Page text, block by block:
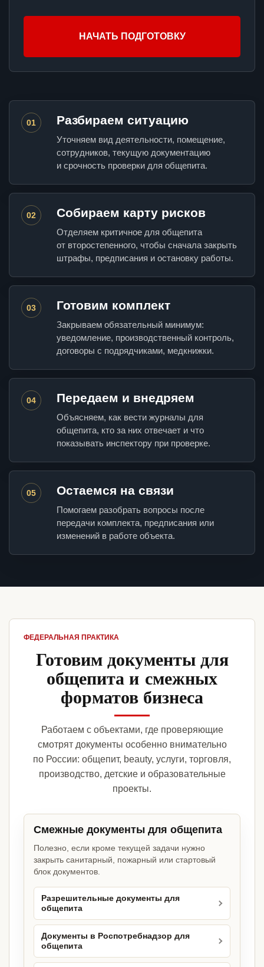
НАЧАТЬ ПОДГОТОВКУ
01 Разбираем ситуацию
Уточняем вид деятельности, помещение,
сотрудников, текущую документацию
и срочность проверки для общепита.
02 Собираем карту рисков
Отделяем критичное для общепита
от второстепенного, чтобы сначала закрыть
штрафы, предписания и остановку работы.
03 Готовим комплект
Закрываем обязательный минимум:
уведомление, производственный контроль,
договоры с подрядчиками, медкнижки.
04 Передаем и внедряем
Объясняем, как вести журналы для
общепита, кто за них отвечает и что
показывать инспектору при проверке.
05 Остаемся на связи
Помогаем разобрать вопросы после
передачи комплекта, предписания или
изменений в работе объекта.
ФЕДЕРАЛЬНАЯ ПРАКТИКА
Готовим документы для
общепита и смежных
форматов бизнеса
Работаем с объектами, где проверяющие
смотрят документы особенно внимательно
по России: общепит, beauty, услуги, торговля,
производство, детские и образовательные
проекты.
Смежные документы для общепита
Полезно, если кроме текущей задачи нужно
закрыть санитарный, пожарный или стартовый
блок документов.
Разрешительные документы для
общепита
Документы в Роспотребнадзор для
общепита